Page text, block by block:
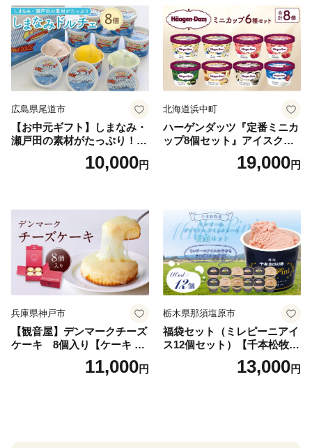
広島県尾道市
【お中元ギフト】しまなみ・
瀬戸田の素材がたっぷり！ジ
10,000円
北海道浜中町
ハーゲンダッツ『定番ミニカ
ップ8個セット』アイスクリ
ーム アイス スイーツ デザー
19,000円
兵庫県神戸市
【観音屋】デンマークチーズ
ケーキ 8個入り【ケーキ チ
ーズケーキ 人気スイーツ お
すすめスイーツ 神戸スイー
11,000円
栃木県那須塩原市
福袋セット（ミレピーニアイ
ス12個セット）【千本松牧
場】 ns025-014-12 【デザー
ト 詰め合わせ ギフト】
13,000円